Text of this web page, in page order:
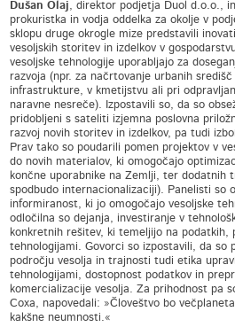
Dušan Olaj, direktor podjetja Duol d.o.o.,
prokuristka in vodja oddelka za okolje v
sklopu druge okrogle mize predstavili
vesoljskih storitev in izdelkov v
vesoljske tehnologije uporabljajo za
razvoja (npr. za načrtovanje urbanih
infrastrukture, v kmetijstvu ali pri
naravne nesreče). Izpostavili so, da so
pridobljeni s sateliti izjemna poslovna
razvoj novih storitev in izdelkov, pa tudi
Prav tako so poudarili pomen projektov v
do novih materialov, ki omogočajo
končne uporabnike na Zemlji, ter dodatnih
spodbudo internacionalizaciji). Panelisti so
informiranost, ki jo omogočajo vesoljske
odločilna so dejanja, investiranje v
konkretnih rešitev, ki temeljijo na podatkih,
tehnologijami. Govorci so izpostavili, da so
področju vesolja in trajnosti tudi etika
tehnologijami, dostopnost podatkov in
komercializacije vesolja. Za prihodnost pa
Coxa, napovedali: »Človeštvo bo
kakšne neumnosti.«